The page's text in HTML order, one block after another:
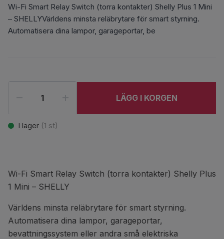
Wi-Fi Smart Relay Switch (torra kontakter) Shelly Plus 1 Mini
– SHELLYVärldens minsta reläbrytare för smart styrning.
Automatisera dina lampor, garageportar, be
LÄGG I KORGEN
I lager (1 st)
Wi-Fi Smart Relay Switch (torra kontakter) Shelly Plus
1 Mini – SHELLY
Världens minsta reläbrytare för smart styrning.
Automatisera dina lampor, garageportar,
bevattningssystem eller andra små elektriska